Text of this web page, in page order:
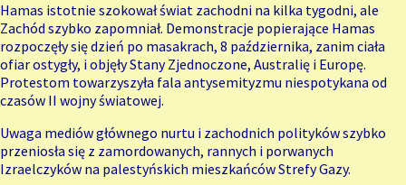
Hamas istotnie szokował świat zachodni na kilka tygodni, ale
Zachód szybko zapomniał. Demonstracje popierające Hamas
rozpoczęły się dzień po masakrach, 8 października, zanim ciała
ofiar ostygły, i objęły Stany Zjednoczone, Australię i Europę.
Protestom towarzyszyła fala antysemityzmu niespotykana od
czasów II wojny światowej.
Uwaga mediów głównego nurtu i zachodnich polityków szybko
przeniosła się z zamordowanych, rannych i porwanych
Izraelczyków na palestyńskich mieszkańców Strefy Gazy.